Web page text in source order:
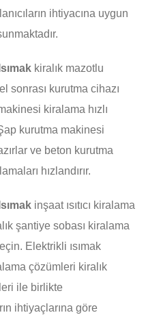
ihtiyacına uygun
kiralık mazotlu
sonrası kurutma cihazı
kiralama hızlı
kurutma makinesi
ve beton kurutma
hızlandırır.
inşaat ısıtıcı kiralama
şantiye sobası kiralama
Elektrikli ısımak
çözümleri kiralık
ile birlikte
ihtiyaçlarına göre